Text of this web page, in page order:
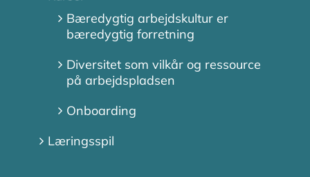
Bæredygtig arbejdskultur er
bæredygtig forretning
Diversitet som vilkår og ressource
på arbejdspladsen
Onboarding
Læringsspil